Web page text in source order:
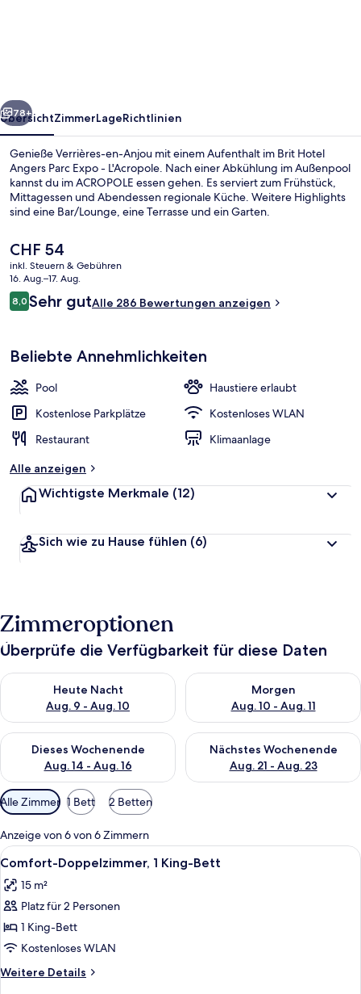
L'Acropole
Weiter
78+
ÜbersichtZimmerLageRichtlinien
Genieße Verrières-en-Anjou mit einem Aufenthalt im Brit Hotel
Angers Parc Expo - L'Acropole. Nach einer Abkühlung im Außenpool
kannst du im ACROPOLE essen gehen. Es serviert zum Frühstück,
Mittagessen und Abendessen regionale Küche. Weitere Highlights
sind eine Bar/Lounge, eine Terrasse und ein Garten.
Der
aktuelle
Preis
beträgt
CHF 54.
CHF 54
inkl. Steuern & Gebühren
16. Aug.–17. Aug.
Bewertungen
8,08,0 von 10.
Sehr gutAlle 286 Bewertungen anzeigen
Beliebte Annehmlichkeiten
Pool
Haustiere erlaubt
Kostenlose Parkplätze
Kostenloses WLAN
Restaurant
Klimaanlage
Alle anzeigen
Wichtigste Merkmale (12)
Sich wie zu Hause fühlen (6)
Zimmeroptionen
Überprüfe die Verfügbarkeit für diese Daten
Heute Nacht
Aug. 9 - Aug. 10
Überprüfe die Verfügbarkeit für heute Nacht, Aug. 9 - Aug.
Morgen
Aug. 10 - Aug. 11
Überprüfe die Verfügbarkeit
Dieses Wochenende
Aug. 14 - Aug. 16
Überprüfe die Verfügbarkeit für dieses Wochenende, Aug. 14
Nächstes Wochenende
Aug. 21 - Aug. 23
Überprüfe die Verfügbarkeit
Verfügbare
Filter
für
Zimmer
Alle Zimmer 1 Bett 2 Betten
Anzeige von 6 von 6 Zimmern
Alle
Fotos
für
Comfort-
Doppelzimmer,
1 King-
Bett
anzeigen
Ein Hotelzimmer mit einem großen
10
Comfort-Doppelzimmer, 1 King-Bett
15 m²
Platz für 2 Personen
1 King-Bett
Kostenloses WLAN
Weitere Details
Weitere